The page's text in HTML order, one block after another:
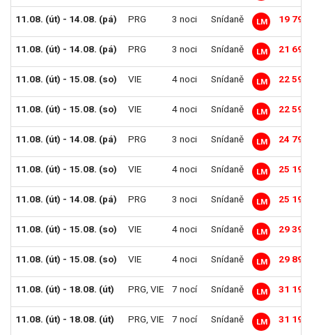
11.08. (út) - 14.08. (pá) PRG 3 noci Snídaně LM 19 790
11.08. (út) - 14.08. (pá) PRG 3 noci Snídaně LM 21 690
11.08. (út) - 15.08. (so) VIE 4 noci Snídaně LM 22 590
11.08. (út) - 15.08. (so) VIE 4 noci Snídaně LM 22 590
11.08. (út) - 14.08. (pá) PRG 3 noci Snídaně LM 24 790
11.08. (út) - 15.08. (so) VIE 4 noci Snídaně LM 25 190
11.08. (út) - 14.08. (pá) PRG 3 noci Snídaně LM 25 190
11.08. (út) - 15.08. (so) VIE 4 noci Snídaně LM 29 390
11.08. (út) - 15.08. (so) VIE 4 noci Snídaně LM 29 890
11.08. (út) - 18.08. (út) PRG VIE 7 nocí Snídaně LM 31 190
11.08. (út) - 18.08. (út) PRG VIE 7 nocí Snídaně LM 31 190